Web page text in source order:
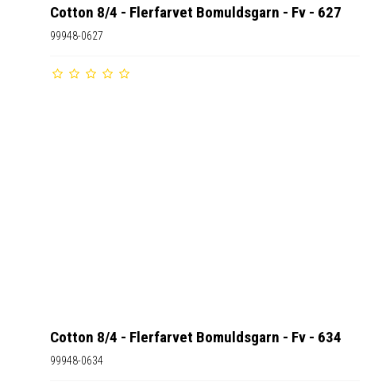
Cotton 8/4 - Flerfarvet Bomuldsgarn - Fv - 627
99948-0627
Cotton 8/4 - Flerfarvet Bomuldsgarn - Fv - 634
99948-0634